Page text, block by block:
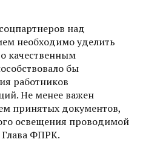
над
необходимо уделить
качественным
бы
работников
Не менее важен
принятых документов,
освещения проводимой
Глава ФПРК.